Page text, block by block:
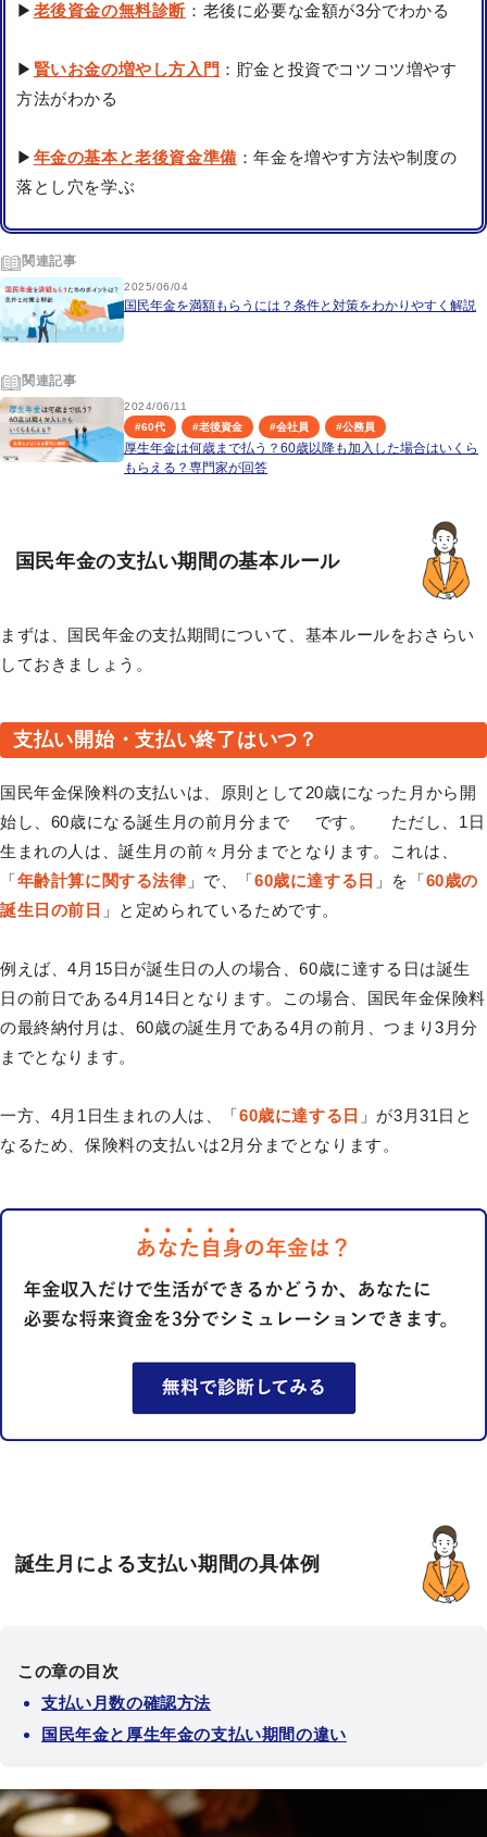
▶ 老後資金の無料診断 ：老後に必要な金額が3分でわかる
▶ 賢いお金の増やし方入門 ：貯金と投資でコツコツ増やす
方法がわかる
▶ 年金の基本と老後資金準備 ：年金を増やす方法や制度の
落とし穴を学ぶ
関連記事
2025/06/04
国民年金を満額もらうには？条件と対策をわかりやすく解説
関連記事
2024/06/11
#60代 #老後資金 #会社員 #公務員
厚生年金は何歳まで払う？60歳以降も加入した場合はいくら
もらえる？専門家が回答
国民年金の支払い期間の基本ルール
まずは、国民年金の支払期間について、基本ルールをおさらい
しておきましょう。
支払い開始・支払い終了はいつ？
国民年金保険料の支払いは、原則として20歳になった月から開
始し、60歳になる誕生月の前月分まで です。 ただし、1日
生まれの人は、誕生月の前々月分までとなります。これは、
「年齢計算に関する法律 」で、「60歳に達する日 」を「60歳の
誕生日の前日 」と定められているためです。
例えば、4月15日が誕生日の人の場合、60歳に達する日は誕生
日の前日である4月14日となります。この場合、国民年金保険料
の最終納付月は、60歳の誕生月である4月の前月、つまり3月分
までとなります。
一方、4月1日生まれの人は、「60歳に達する日 」が3月31日と
なるため、保険料の支払いは2月分までとなります。
誕生月による支払い期間の具体例
この章の目次
支払い月数の確認方法
国民年金と厚生年金の支払い期間の違い